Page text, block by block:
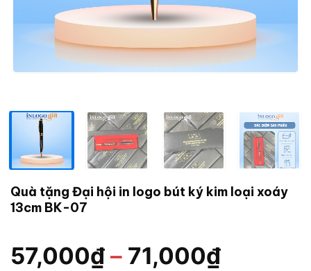
Quà tặng Đại hội in logo bút ký kim loại xoáy
13cm BK-07
57,000₫– 71,000₫